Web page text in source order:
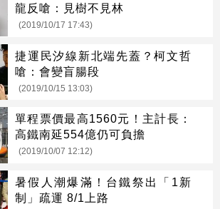
龍反嗆：見樹不見林
(2019/10/17 17:43)
捷運民汐線新北端先蓋？柯文哲
嗆：會變盲腸段
(2019/10/15 13:03)
單程票價最高1560元！主計長：
高鐵南延554億仍可負擔
(2019/10/07 12:12)
暑假人潮爆滿！台鐵祭出「1新
制」疏運 8/1上路